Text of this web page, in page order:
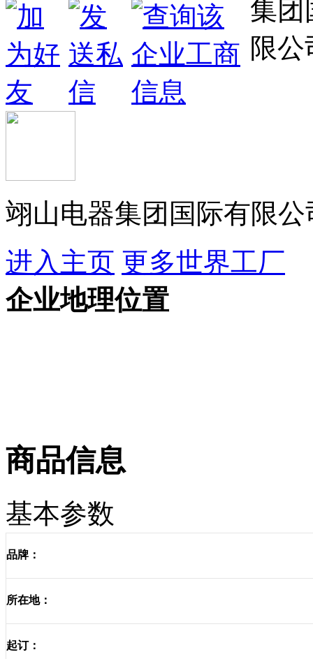
翊山电器集团国际有限公
进入主页 更多世界工厂
企业地理位置
商品信息
基本参数
品牌：
所在地：
起订：